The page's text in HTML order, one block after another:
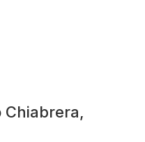
Chiabrera,